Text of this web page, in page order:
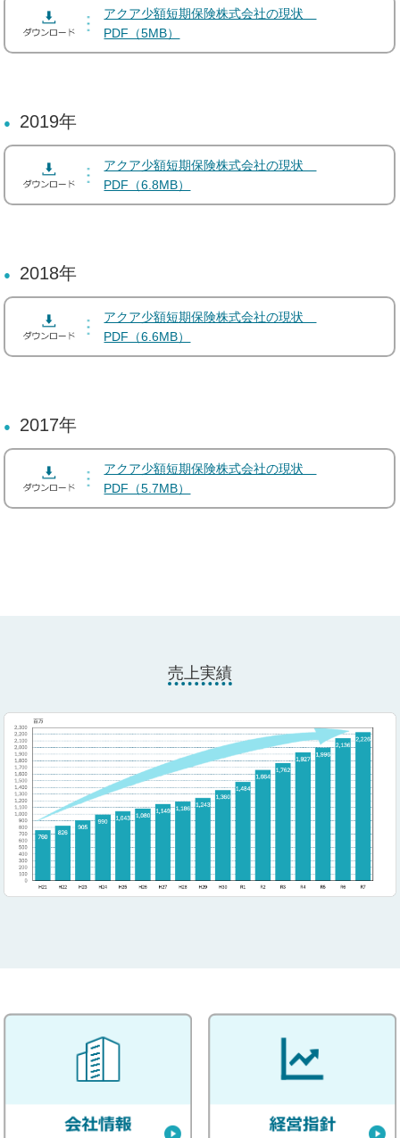
アクア少額短期保険株式会社の現状
PDF（5MB）
2019年
アクア少額短期保険株式会社の現状
PDF（6.8MB）
2018年
アクア少額短期保険株式会社の現状
PDF（6.6MB）
2017年
アクア少額短期保険株式会社の現状
PDF（5.7MB）
売上実績